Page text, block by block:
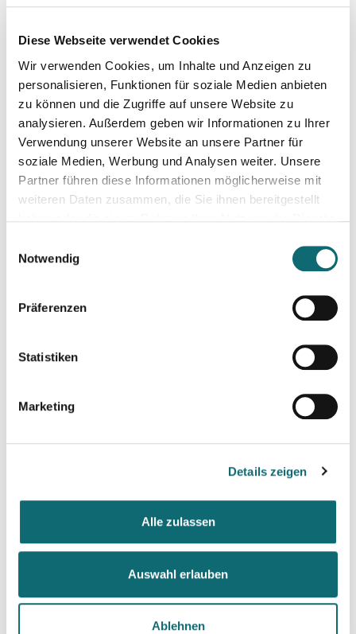
Diese Webseite verwendet Cookies
Wir verwenden Cookies, um Inhalte und Anzeigen zu
personalisieren, Funktionen für soziale Medien anbieten
zu können und die Zugriffe auf unsere Website zu
analysieren. Außerdem geben wir Informationen zu Ihrer
Verwendung unserer Website an unsere Partner für
soziale Medien, Werbung und Analysen weiter. Unsere
Partner führen diese Informationen möglicherweise mit
weiteren Daten zusammen, die Sie ihnen bereitgestellt
Notwendig
Präferenzen
Statistiken
Marketing
Details zeigen
Alle zulassen
Auswahl erlauben
Ablehnen
04.12.2024
05.12.2024
Professionelle Schnitt- und Mischtechnik für Podcasts
10.12.2024
Bewegtbild und Video mit KI - Linz
Investigative Recherche mit öffentlichen Tools – von
21.01.2025
Podcasting für Anfänger:innen: Der Weg zum eigenen
Schöner schreiben, leichter schreiben.
Interviewtraining für Journalist:innen